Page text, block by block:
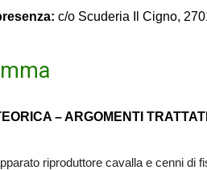
c/o Scuderia Il Cigno,
– ARGOMENTI TRATTATI
riproduttore cavalla e cenni di